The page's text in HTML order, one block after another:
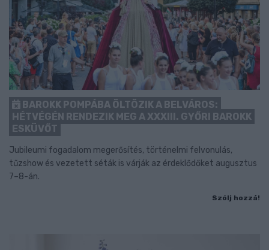
BAROKK POMPÁBA ÖLTÖZIK A BELVÁROS:
HÉTVÉGÉN RENDEZIK MEG A XXXIII. GYŐRI BAROKK
ESKÜVŐT
Jubileumi fogadalom megerősítés, történelmi felvonulás,
tűzshow és vezetett séták is várják az érdeklődőket augusztus
7–8-án.
Szólj hozzá!